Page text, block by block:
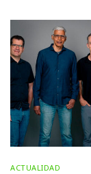
ACTUALIDAD